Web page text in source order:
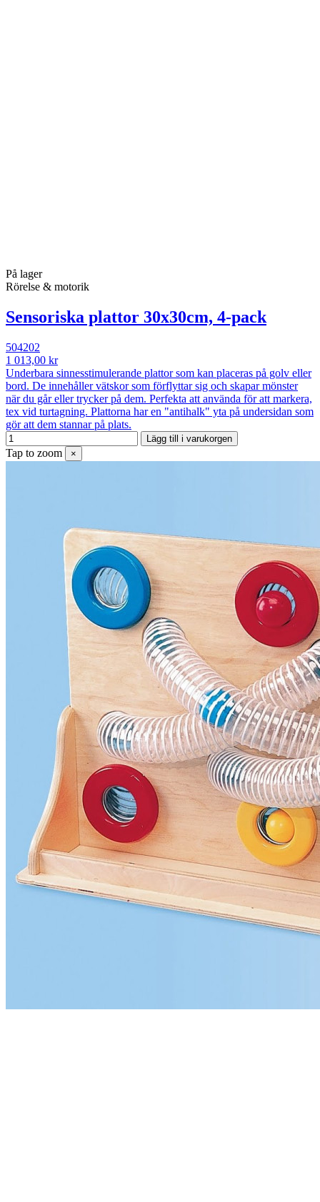
På lager
Rörelse & motorik
Sensoriska plattor 30x30cm, 4-pack
504202
1 013,00 kr
Underbara sinnesstimulerande plattor som kan placeras på golv eller
bord. De innehåller vätskor som förflyttar sig och skapar mönster
när du går eller trycker på dem. Perfekta att använda för att markera,
tex vid turtagning. Plattorna har en "antihalk" yta på undersidan som
gör att dem stannar på plats.
Lägg till i varukorgen
Tap to zoom ×